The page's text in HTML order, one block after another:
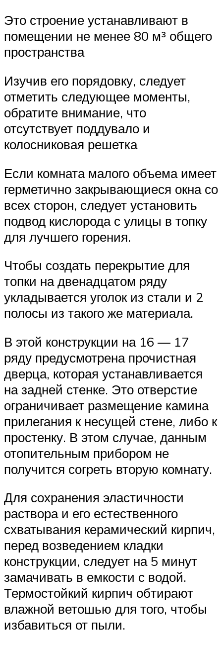
Это строение устанавливают в
помещении не менее 80 м³ общего
пространства
Изучив его порядовку, следует
отметить следующее моменты,
обратите внимание, что
отсутствует поддувало и
колосниковая решетка
Если комната малого объема имеет
герметично закрывающиеся окна со
всех сторон, следует установить
подвод кислорода с улицы в топку
для лучшего горения.
Чтобы создать перекрытие для
топки на двенадцатом ряду
укладывается уголок из стали и 2
полосы из такого же материала.
В этой конструкции на 16 — 17
ряду предусмотрена прочистная
дверца, которая устанавливается
на задней стенке. Это отверстие
ограничивает размещение камина
прилегания к несущей стене, либо к
простенку. В этом случае, данным
отопительным прибором не
получится согреть вторую комнату.
Для сохранения эластичности
раствора и его естественного
схватывания керамический кирпич,
перед возведением кладки
конструкции, следует на 5 минут
замачивать в емкости с водой.
Термостойкий кирпич обтирают
влажной ветошью для того, чтобы
избавиться от пыли.